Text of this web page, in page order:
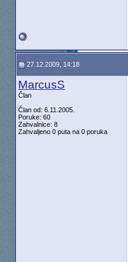
27.12.2009, 14:18
MarcusS
Član
Član od: 6.11.2005.
Poruke: 60
Zahvalnice: 8
Zahvaljeno 0 puta na 0 poruka